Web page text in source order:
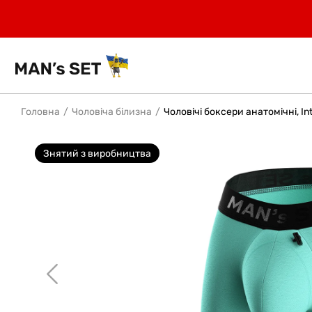
Головна Чоловіча білизна Чоловічі боксери анатомічні,
Знятий з виробництва